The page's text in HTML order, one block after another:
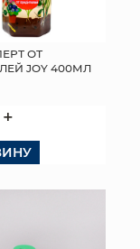
ОТ
JOY 400МЛ
+